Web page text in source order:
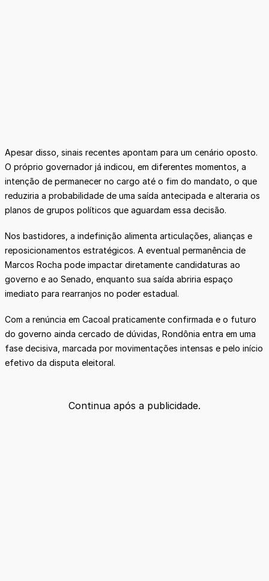
Apesar disso, sinais recentes apontam para um cenário oposto.
O próprio governador já indicou, em diferentes momentos, a
intenção de permanecer no cargo até o fim do mandato, o que
reduziria a probabilidade de uma saída antecipada e alteraria os
planos de grupos políticos que aguardam essa decisão.
Nos bastidores, a indefinição alimenta articulações, alianças e
reposicionamentos estratégicos. A eventual permanência de
Marcos Rocha pode impactar diretamente candidaturas ao
governo e ao Senado, enquanto sua saída abriria espaço
imediato para rearranjos no poder estadual.
Com a renúncia em Cacoal praticamente confirmada e o futuro
do governo ainda cercado de dúvidas, Rondônia entra em uma
fase decisiva, marcada por movimentações intensas e pelo início
efetivo da disputa eleitoral.
Continua após a publicidade.